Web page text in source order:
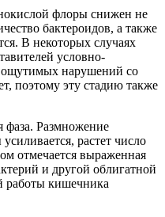
флоры снижен не
бактероидов, а также
В некоторых случаях
условно-
нарушений со
поэтому эту стадию также
фаза. Размножение
растет число
отмечается выраженная
и другой облигатной
работы кишечника